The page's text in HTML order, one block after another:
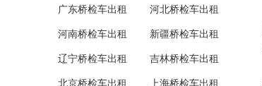
广东桥检车出租 河北桥检车出租
河南桥检车出租 新疆桥检车出租
辽宁桥检车出租 吉林桥检车出租
北京桥检车出租 上海桥检车出租